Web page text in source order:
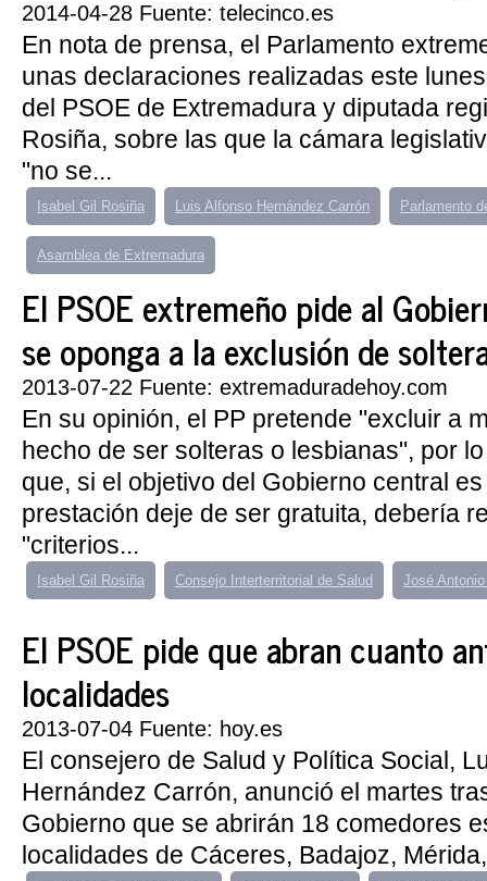
2014-04-28 Fuente: telecinco.es
En nota de prensa, el Parlamento
unas declaraciones realizadas este
del PSOE de Extremadura y diputada
Rosiña, sobre las que la cámara
"no se...
Isabel Gil Rosiña Luis Alfonso Hernández Carrón Parlamento
Asamblea de Extremadura
El PSOE extremeño pide al
se oponga a la exclusión de
2013-07-22 Fuente: extremaduradehoy.com
En su opinión, el PP pretende "excluir a
hecho de ser solteras o lesbianas", por
que, si el objetivo del Gobierno central
prestación deje de ser gratuita, debería
"criterios...
Isabel Gil Rosiña Consejo Interterritorial de Salud José
El PSOE pide que abran cuanto
localidades
2013-07-04 Fuente: hoy.es
El consejero de Salud y Política Social,
Hernández Carrón, anunció el martes
Gobierno que se abrirán 18 comedores
localidades de Cáceres, Badajoz,